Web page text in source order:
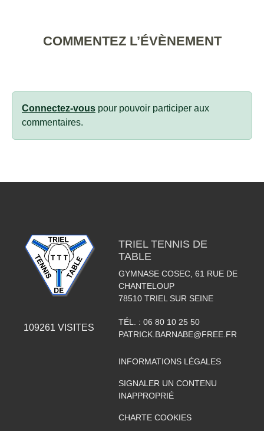
COMMENTEZ L’ÉVÈNEMENT
Connectez-vous pour pouvoir participer aux
commentaires.
109261 VISITES
TRIEL TENNIS DE
TABLE
GYMNASE COSEC, 61 RUE DE
CHANTELOUP
78510 TRIEL SUR SEINE
TÉL. : 06 80 10 25 50
PATRICK.BARNABE@FREE.FR
INFORMATIONS LÉGALES
SIGNALER UN CONTENU
INAPPROPRIÉ
CHARTE COOKIES